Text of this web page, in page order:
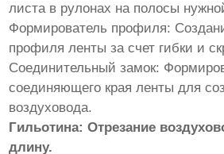
листа в рулонах на полосы
Формирователь профиля:
профиля ленты за счет гибки и
Соединительный замок:
соединяющего края ленты для
воздуховода.
Гильотина: Отрезание
длину.